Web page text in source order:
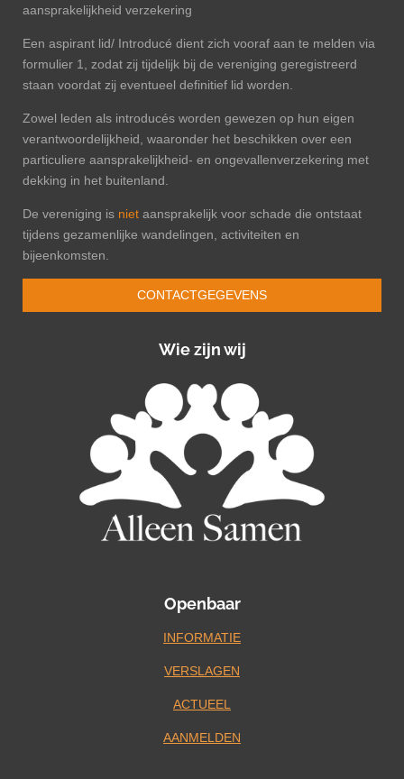
aansprakelijkheid verzekering
Een aspirant lid/ Introducé dient zich vooraf aan te melden via
formulier 1, zodat zij tijdelijk bij de vereniging geregistreerd
staan voordat zij eventueel definitief lid worden.
Zowel leden als introducés worden gewezen op hun eigen
verantwoordelijkheid, waaronder het beschikken over een
particuliere aansprakelijkheid- en ongevallenverzekering met
dekking in het buitenland.
De vereniging is niet aansprakelijk voor schade die ontstaat
tijdens gezamenlijke wandelingen, activiteiten en
bijeenkomsten.
CONTACTGEGEVENS
Wie zijn wij
Openbaar
INFORMATIE
VERSLAGEN
ACTUEEL
AANMELDEN